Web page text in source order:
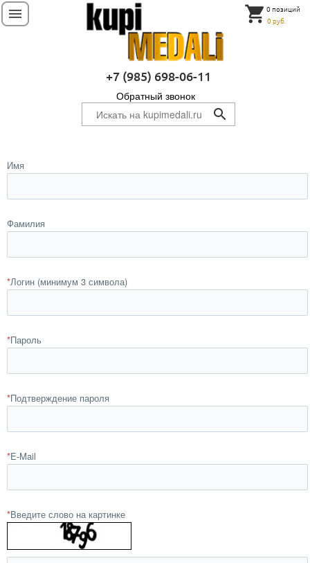
menu
search
+7 (985) 698-06-11
Обратный звонок
shopping_cart 0 позиций
0 руб.
Имя
Фамилия
*Логин (минимум 3 символа)
*Пароль
*Подтверждение пароля
*E-Mail
*Введите слово на картинке